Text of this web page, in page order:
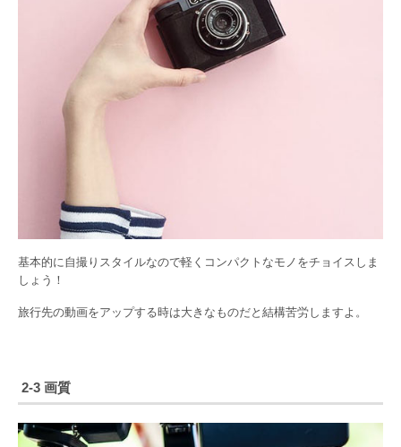
基本的に自撮りスタイルなので軽くコンパクトなモノをチョイスしま
しょう！
旅行先の動画をアップする時は大きなものだと結構苦労しますよ。
2-3 画質